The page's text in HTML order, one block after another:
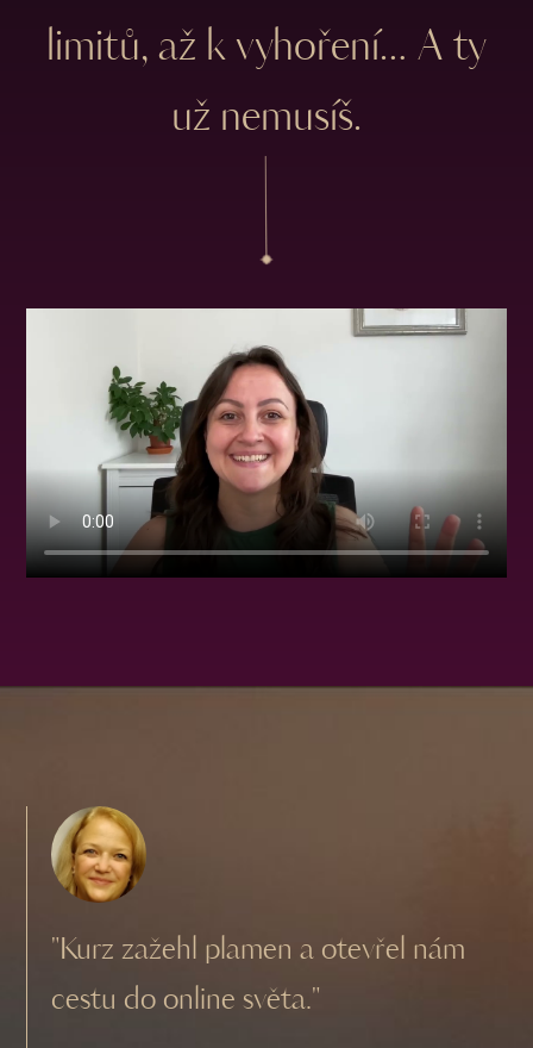
limitů, až k vyhoření… A ty
už nemusíš.
"Kurz zažehl plamen a otevřel nám
cestu do online světa."